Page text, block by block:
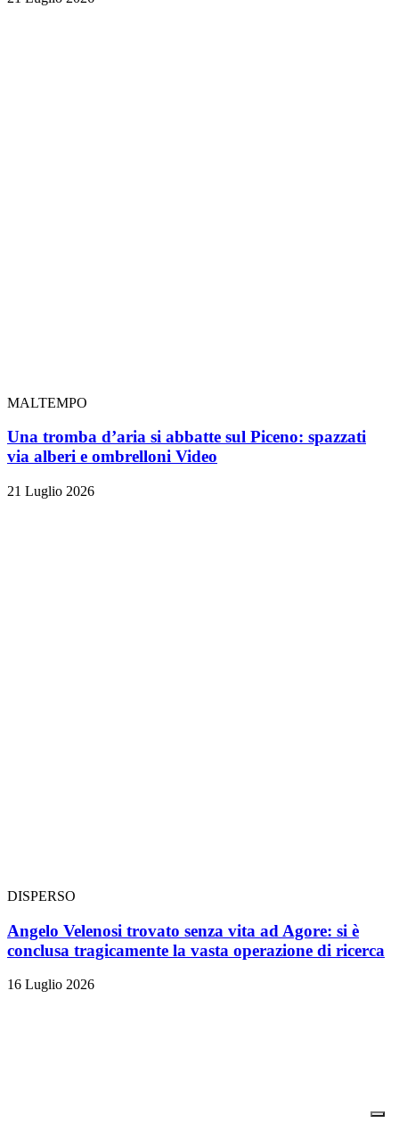
MALTEMPO
Una tromba d’aria si abbatte sul Piceno: spazzati
via alberi e ombrelloni Video
21 Luglio 2026
DISPERSO
Angelo Velenosi trovato senza vita ad Agore: si è
conclusa tragicamente la vasta operazione di ricerca
16 Luglio 2026